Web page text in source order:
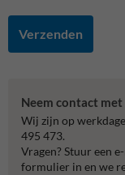
Verzenden
Neem contact met
Wij zijn op
495 473.
Vragen? Stuur een
formulier in en we